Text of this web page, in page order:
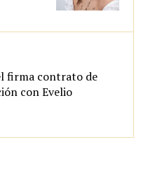
firma contrato de
con Evelio